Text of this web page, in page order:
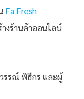
Fa Fresh
งร้านค้าออนไลน์
รรณ์ พิธีกร และผู้